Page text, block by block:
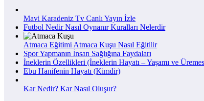
Mavi Karadeniz Tv Canlı Yayın İzle
Futbol Nedir Nasıl Oynanır Kuralları Nelerdir
Atmaca Eğitimi Atmaca Kuşu Nasıl Eğitilir
Spor Yapmanın İnsan Sağlığına Faydaları
İneklerin Özellikleri (İneklerin Hayatı – Yaşamı ve
Ebu Hanifenin Hayatı (Kimdir)
Kar Nedir? Kar Nasıl Oluşur?